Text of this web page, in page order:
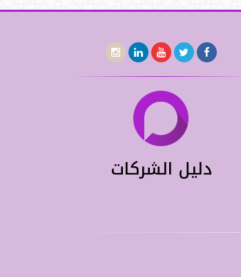
دليل الشركات